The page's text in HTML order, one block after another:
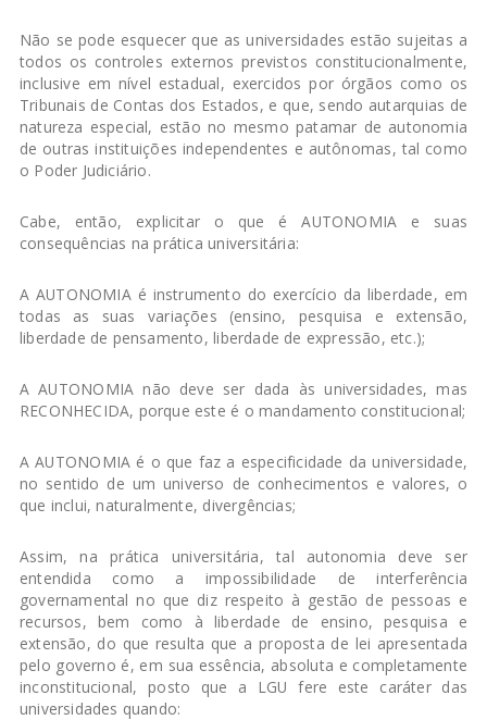
Não se pode esquecer que as universidades estão sujeitas a
todos os controles externos previstos constitucionalmente,
inclusive em nível estadual, exercidos por órgãos como os
Tribunais de Contas dos Estados, e que, sendo autarquias de
natureza especial, estão no mesmo patamar de autonomia
de outras instituições independentes e autônomas, tal como
o Poder Judiciário.
Cabe, então, explicitar o que é AUTONOMIA e suas
consequências na prática universitária:
A AUTONOMIA é instrumento do exercício da liberdade, em
todas as suas variações (ensino, pesquisa e extensão,
liberdade de pensamento, liberdade de expressão, etc.);
A AUTONOMIA não deve ser dada às universidades, mas
RECONHECIDA, porque este é o mandamento constitucional;
A AUTONOMIA é o que faz a especificidade da universidade,
no sentido de um universo de conhecimentos e valores, o
que inclui, naturalmente, divergências;
Assim, na prática universitária, tal autonomia deve ser
entendida como a impossibilidade de interferência
governamental no que diz respeito à gestão de pessoas e
recursos, bem como à liberdade de ensino, pesquisa e
extensão, do que resulta que a proposta de lei apresentada
pelo governo é, em sua essência, absoluta e completamente
inconstitucional, posto que a LGU fere este caráter das
universidades quando: